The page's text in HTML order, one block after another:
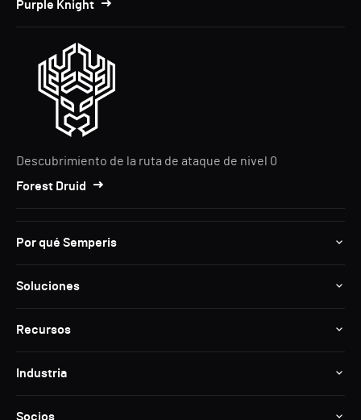
Purple Knight
Descubrimiento de la ruta de ataque de nivel 0
Forest Druid
Por qué Semperis
Soluciones
Recursos
Industria
Socios